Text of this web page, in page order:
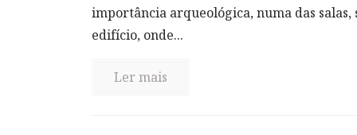
importância arqueológica, numa das salas,
edifício, onde...
Ler mais